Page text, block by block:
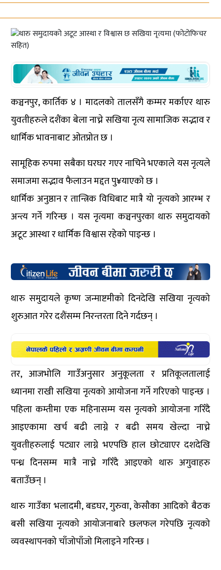
कञ्चनपुर, कार्तिक ४ । मादलको तालसँगै कम्मर मर्काएर थारु
युवतीहरुले दशैंका बेला नाच्ने सखिया नृत्य सामाजिक सद्भाव र
धार्मिक भावनाबाट ओतप्रोत छ ।
सामूहिक रुपमा सबैका घरघर गएर नाचिने भएकाले यस नृत्यले
समाजमा सद्भाव फैलाउन मद्दत पु¥याएको छ ।
धार्मिक अनुष्ठान र तान्त्रिक विधिबाट मात्रै यो नृत्यको आरम्भ र
अन्त्य गर्ने गरिन्छ । यस नृत्यमा कञ्चनपुरका थारु समुदायको
अटूट आस्था र धार्मिक विश्वास रहेको पाइन्छ ।
थारु समुदायले कृष्ण जन्माष्टमीको दिनदेखि सखिया नृत्यको
शुरुआत गरेर दशैंसम्म निरन्तरता दिने गर्दछन् ।
तर, आजभोलि गाउँअनुसार अनुकूलता र प्रतिकूलतालाई
ध्यानमा राखी सखिया नृत्यको आयोजना गर्ने गरिएको पाइन्छ ।
पहिला कम्तीमा एक महिनासम्म यस नृत्यको आयोजना गरिँदै
आइएकामा खर्च बढी लाग्ने र बढी समय खेल्दा नाच्ने
युवतीहरुलाई पट्यार लाग्ने भएपछि हाल छोट्याएर दशदेखि
पन्ध्र दिनसम्म मात्रै नाच्ने गरिँदै आइएको थारु अगुवाहरु
बताउँछन् ।
थारु गाउँका भलादमी, बडघर, गुरुवा, केसौका आदिको बैठक
बसी सखिया नृत्यको आयोजनाबारे छलफल गरेपछि नृत्यको
व्यवस्थापनको चाँजोपाँजो मिलाइने गरिन्छ ।